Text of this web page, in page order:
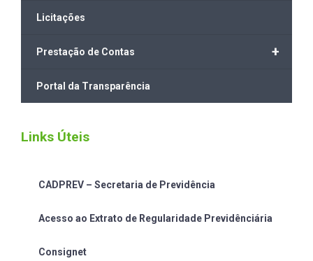
Licitações
+
Prestação de Contas
Portal da Transparência
Links Úteis
CADPREV – Secretaria de Previdência
Acesso ao Extrato de Regularidade Previdênciária
Consignet